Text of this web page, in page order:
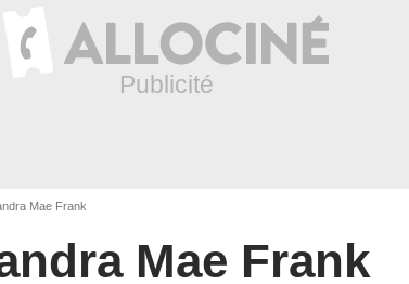
Mae Frank
Mae Frank